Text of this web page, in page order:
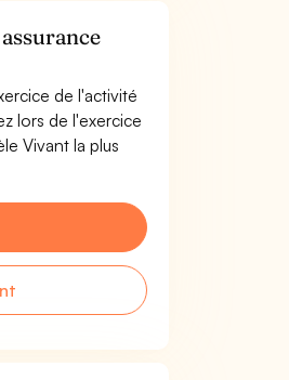
de l'activité
lors de l'exercice
Vivant la plus